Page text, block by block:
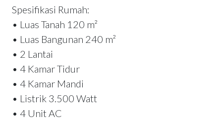
Spesifikasi Rumah:
• Luas Tanah 120 m²
• Luas Bangunan 240 m²
• 2 Lantai
• 4 Kamar Tidur
• 4 Kamar Mandi
• Listrik 3.500 Watt
• 4 Unit AC